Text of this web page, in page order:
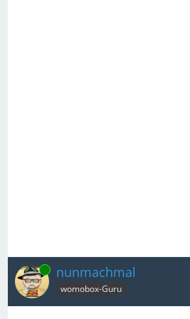
Online nunmachmal
womobox-Guru